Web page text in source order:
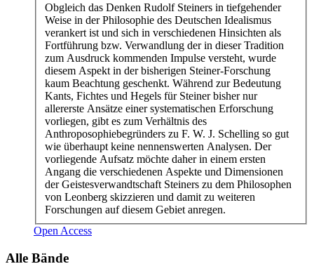
Obgleich das Denken Rudolf Steiners in tiefgehender
Weise in der Philosophie des Deutschen Idealismus
verankert ist und sich in verschiedenen Hinsichten als
Fortführung bzw. Verwandlung der in dieser Tradition
zum Ausdruck kommenden Impulse versteht, wurde
diesem Aspekt in der bisherigen Steiner-Forschung
kaum Beachtung geschenkt. Während zur Bedeutung
Kants, Fichtes und Hegels für Steiner bisher nur
allererste Ansätze einer systematischen Erforschung
vorliegen, gibt es zum Verhältnis des
Anthroposophiebegründers zu F. W. J. Schelling so gut
wie überhaupt keine nennenswerten Analysen. Der
vorliegende Aufsatz möchte daher in einem ersten
Angang die verschiedenen Aspekte und Dimensionen
der Geistesverwandtschaft Steiners zu dem Philosophen
von Leonberg skizzieren und damit zu weiteren
Forschungen auf diesem Gebiet anregen.
Open Access
Alle Bände